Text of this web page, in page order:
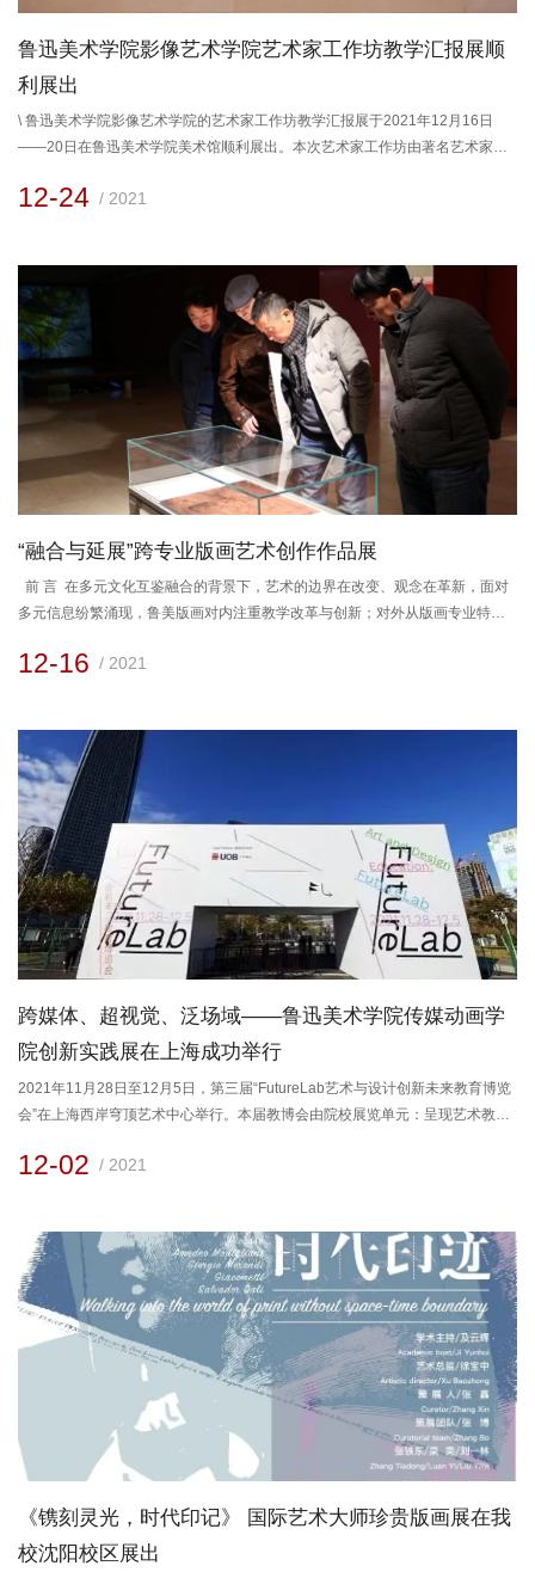
鲁迅美术学院影像艺术学院艺术家工作坊教学汇报展顺
利展出
\ 鲁迅美术学院影像艺术学院的艺术家工作坊教学汇报展于2021年12月16日
——20日在鲁迅美术学院美术馆顺利展出。本次艺术家工作坊由著名艺术家王
摄影专业本科三年级学生，目的是通过当代艺术家丰富的实践经验对在校学生
12-24 / 2021
“融合与延展”跨专业版画艺术创作作品展
前 言​ 在多元文化互鉴融合的背景下，艺术的边界在改变、观念在革新，面对
多元信息纷繁涌现，鲁美版画对内注重教学改革与创新；对外从版画专业特色
次由鲁迅美术学院绘画艺术学院主办的“融合与延展——跨专业版画艺术创作作
12-16 / 2021
跨媒体、超视觉、泛场域——鲁迅美术学院传媒动画学
院创新实践展在上海成功举行
‍2021年11月28日至12月5日，第三届“FutureLab艺术与设计创新未来教育博览
会”在上海西岸穹顶艺术中心举行。本届教博会由院校展览单元：呈现艺术教育
发展的平台；工作坊单元：第一手实践经验拓展思考等三大板块构成。活动迎
12-02 / 2021
《镌刻灵光，时代印记》 国际艺术大师珍贵版画展在我
校沈阳校区展出